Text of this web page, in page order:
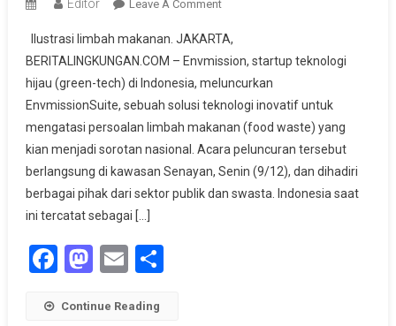
Editor Leave A CommentOn
Solusi
Teknologi
Baru
Untuk
Atasi
Limbah
Makanan
Ilustrasi limbah makanan. JAKARTA,
BERITALINGKUNGAN.COM – Envmission, startup teknologi
hijau (green-tech) di Indonesia, meluncurkan
EnvmissionSuite, sebuah solusi teknologi inovatif untuk
mengatasi persoalan limbah makanan (food waste) yang
kian menjadi sorotan nasional. Acara peluncuran tersebut
berlangsung di kawasan Senayan, Senin (9/12), dan dihadiri
berbagai pihak dari sektor publik dan swasta. Indonesia saat
ini tercatat sebagai […]
Facebook
Mastodon
EmailShare
Continue Reading